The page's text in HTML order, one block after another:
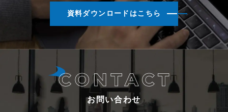
資料ダウンロードはこちら
お問い合わせ